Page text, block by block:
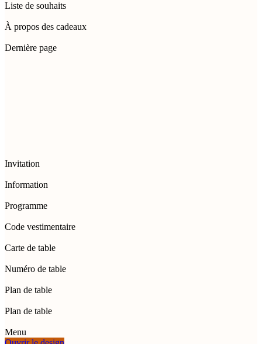
Liste de souhaits
À propos des cadeaux
Dernière page
Invitation
Information
Programme
Code vestimentaire
Carte de table
Numéro de table
Plan de table
Plan de table
Menu